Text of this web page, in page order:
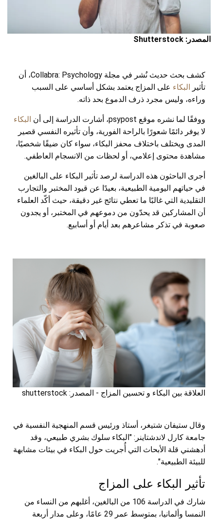
المصدر: Shutterstock
كشف بحث حديث نُشر في مجلة Collabra: Psychology، أن
تأثير البكاء على المزاج يعتمد بشكل أساسي على السبب
وراءه، وليس مجرد ذرف الدموع بحد ذاته.
ووفقًا لما نشره موقع psypost، أشارت الدراسة إلى أن
البكاء
لا يوفر دائمًا شعورًا بالراحة الفورية، وأن تأثيره النفسي قصير
المدى ويختلف باختلاف محفز البكاء، سواء كان ضيقًا شخصيًا،
مشاهدة محتوى إعلامي، أو لحظات من الانسجام العاطفي.
أجرى الباحثون هذه الدراسة لرصد تأثير البكاء على البالغين
في حياتهم اليومية الطبيعية، بعيدًا عن قيود المختبر والتجارب
التقليدية التي غالبًا ما تعطي نتائج غير دقيقة، حيث أكّد العلماء
أن المشاركين قد يحدّون من دموعهم في المختبر، أو يجدون
صعوبة في تذكر مشاعرهم بعد أيام أو أسابيع.
العلاقة بين البكاء و تحسين المزاج - المصدر: shutterstock
وقال ستيفان شتيغر، أستاذ ورئيس قسم المنهجية النفسية في
جامعة كارل لاندشتاينر: "البكاء سلوك بشري طبيعي، وقد
أدهشني قلة الأبحاث التي أُجريت حول البكاء في بيئات مشابهة
للبيئة الطبيعية".
تأثير البكاء على المزاج
شارك في الدراسة 106 من البالغين، أغلبهم من النساء من
النمسا وألمانيا، بمتوسط عمر 29 عامًا، وعلى مدار أربعة